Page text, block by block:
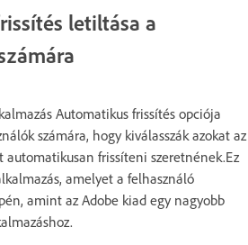
letiltása a
Automatikus frissítés opciója
számára, hogy kiválasszák azokat az
automatikusan frissíteni szeretnének.Ez
amelyet a felhasználó
amint az Adobe kiad egy nagyobb